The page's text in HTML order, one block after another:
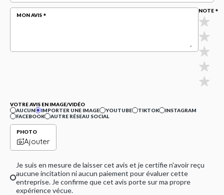
MON AVIS
NOTE
VOTRE AVIS EN IMAGE/VIDÉO
AUCUN
IMPORTER UNE IMAGE YOUTUBE TIKTOK
INSTAGRAM
FACEBOOK
AUTRE RÉSEAU SOCIAL
PHOTO
Ajouter
Je suis en mesure de laisser cet avis et je certifie n'avoir reçu
aucune incitation ni aucun paiement pour évaluer cette
entreprise. Je confirme que cet avis porte sur ma propre
expérience vécue.